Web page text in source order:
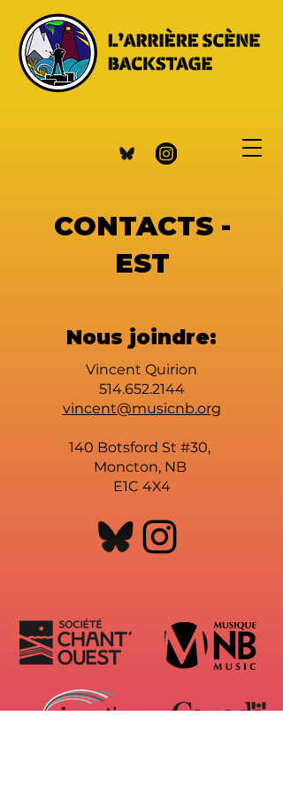
CONTACTS -
EST
Nous joindre:
Vincent Quirion
514.652.2144
vincent@musicnb.org
140 Botsford St #30,
Moncton, NB
E1C 4X4